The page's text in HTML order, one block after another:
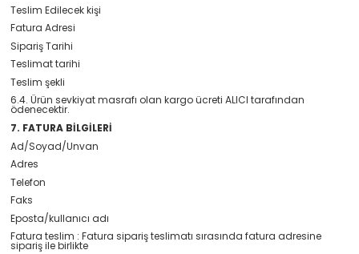
Teslim Edilecek kişi
Fatura Adresi
Sipariş Tarihi
Teslimat tarihi
Teslim şekli
6.4. Ürün sevkiyat masrafı olan kargo ücreti ALICI tarafından
ödenecektir.
7. FATURA BİLGİLERİ
Ad/Soyad/Unvan
Adres
Telefon
Faks
Eposta/kullanıcı adı
Fatura teslim : Fatura sipariş teslimatı sırasında fatura adresine
sipariş ile birlikte